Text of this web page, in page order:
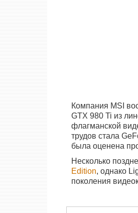
Компания MSI
GTX 980 Ti из
флагманской
трудов стала
была оценена
Несколько
Edition, однако
поколения